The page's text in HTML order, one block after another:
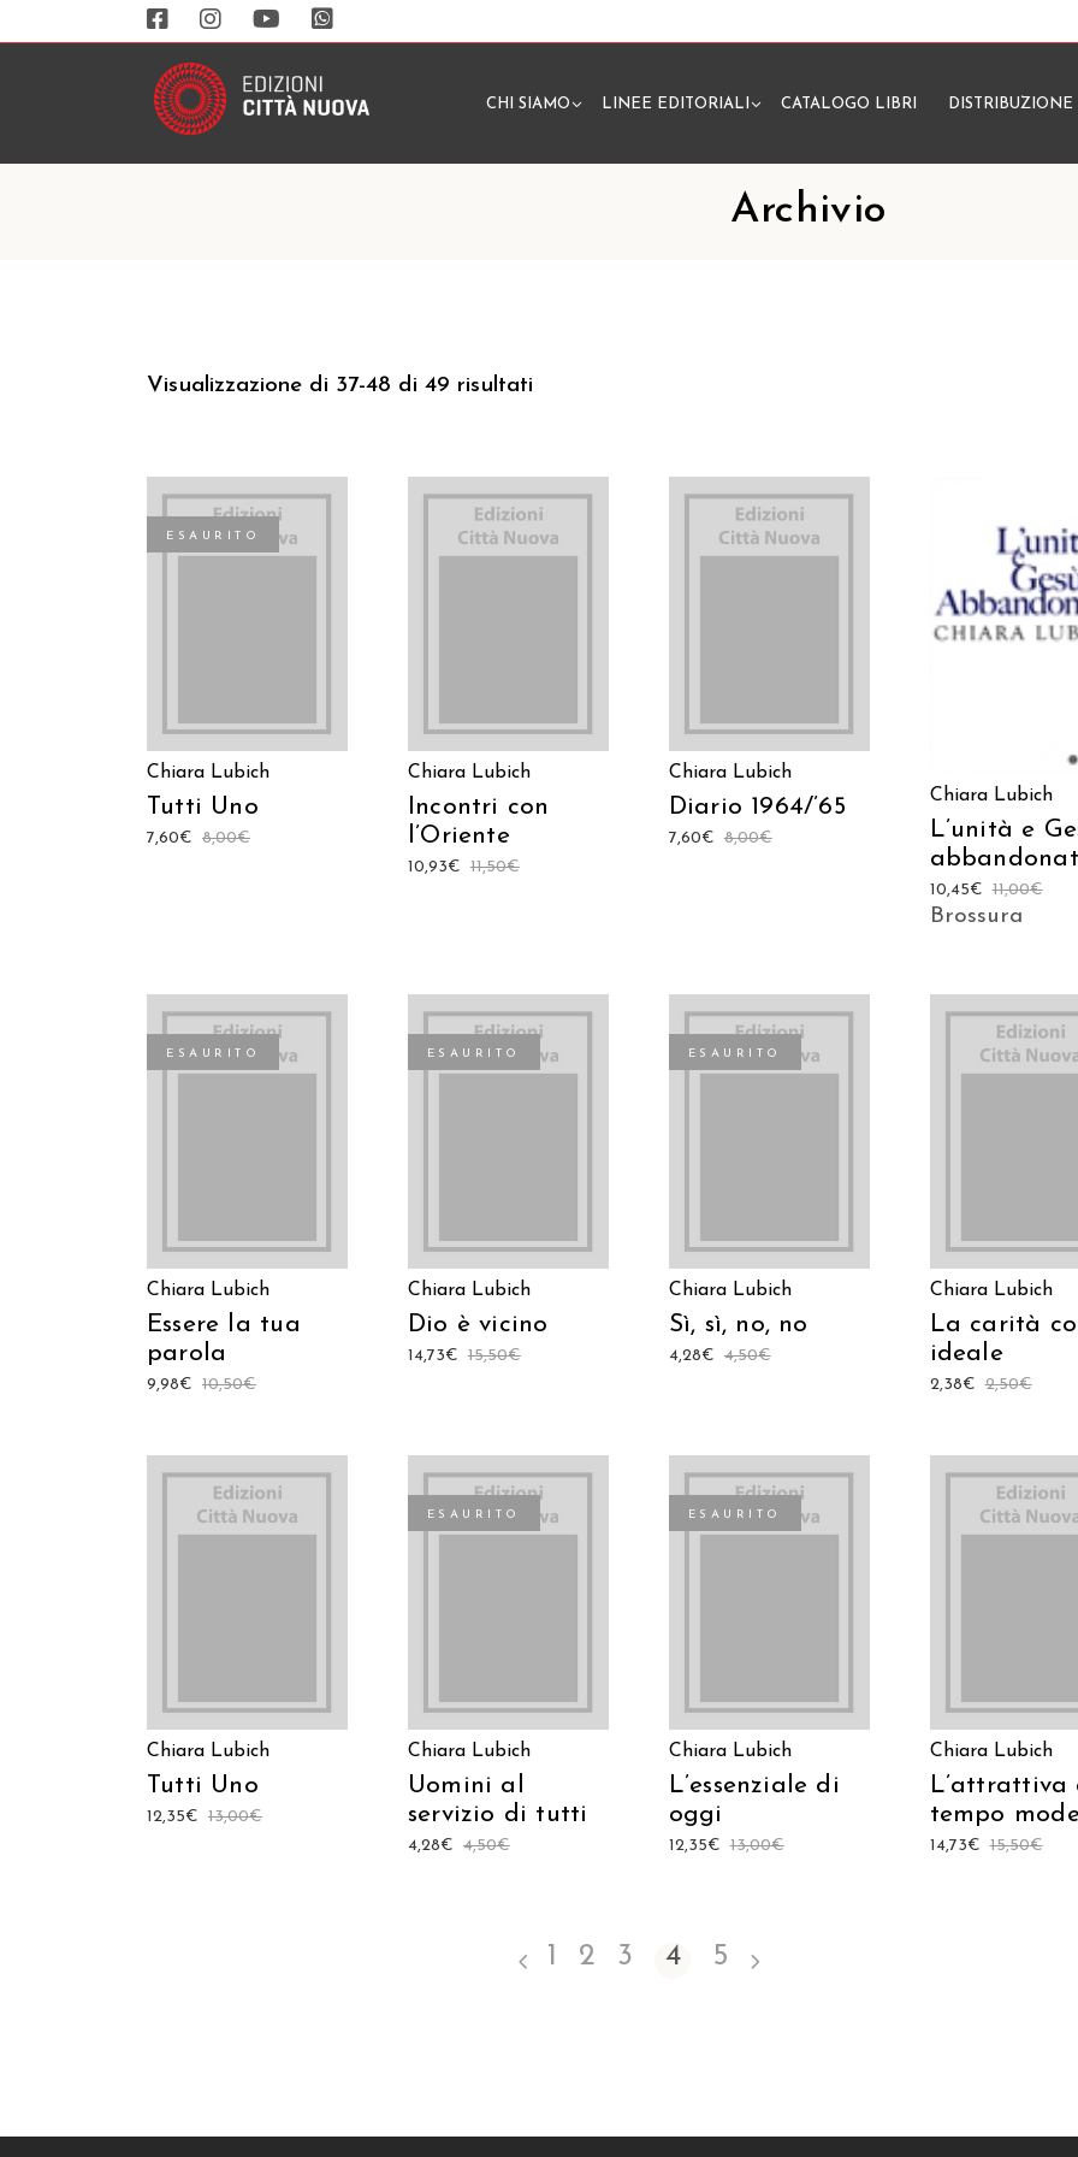
CHI SIAMO LINEE EDITORIALI CATALOGO LIBRI DISTRIBUZIONE
Archivio
Visualizzazione di 37-48 di 49 risultati
ESAURITO
Chiara Lubich
Tutti Uno
8,00€
7,60€
Chiara Lubich
Incontri con
l’Oriente
11,50€
10,93€
Chiara Lubich
Diario 1964/’65
8,00€
7,60€
AGGIUNGI AL
Chiara Lubich
L’unità e
11,00€
10,45€
Brossura
ESAURITO
Chiara Lubich
Essere la tua
parola
10,50€
9,98€
ESAURITO
Chiara Lubich
Dio è vicino
15,50€
14,73€
ESAURITO
Chiara Lubich
Sì, sì, no, no
4,50€
4,28€
Chiara Lubich
La carità
ideale
2,50€
2,38€
Chiara Lubich
Tutti Uno
13,00€
12,35€
ESAURITO
Chiara Lubich
Uomini al
servizio di tutti
4,50€
4,28€
ESAURITO
Chiara Lubich
L’essenziale di
oggi
13,00€
12,35€
Chiara Lubich
L’attrattiva
tempo
15,50€
14,73€
1 2 3 4 5